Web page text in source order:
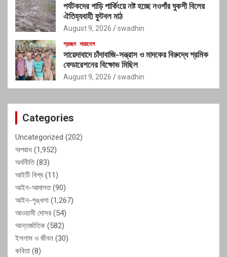
পর্যটকদের গাড়ি পার্কিংয়ে নষ্ট হচ্ছে নওগাঁর ঘুকশী বিলের
ঐতিহ্যবাহী ফুটবল মাঠ
August 9, 2026 swadhin
প্রচ্ছদ সারাদেশ
সায়েদাবাদে চাঁদাবাজি-সন্ত্রাস ও মাদকের বিরুদ্ধে শ্রমিক
ফেডারেশনের বিক্ষোভ মিছিল
August 9, 2026 swadhin
Categories
Uncategorized (202)
অপরাধ (1,952)
অর্থনীতি(83)
আইটি বিশ্ব (11)
আইন-আদালত(90)
আইন-শৃঙ্খলা (1,267)
আওয়ামী দোসর (54)
আন্তর্জাতিক (582)
ইসলাম ও জীবন (30)
কবিতা (8)